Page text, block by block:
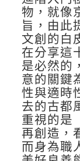
物，就像
旨，由此
文創的白
在分享這
是必然的
意的關鍵
性與適時
去的古都
重視的是
再創造，
而身為職